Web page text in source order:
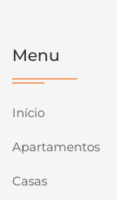
Menu
Início
Apartamentos
Casas